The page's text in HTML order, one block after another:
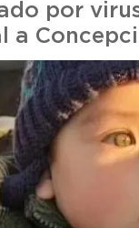
por
a